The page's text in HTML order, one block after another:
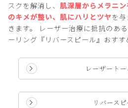
スクを解消し、 肌深層からメラニ
のキメが整い、肌にハリとツヤを
きます。 レーザー治療に抵抗のあ
ーリング『リバースピール』おすす
レーザート
リバース